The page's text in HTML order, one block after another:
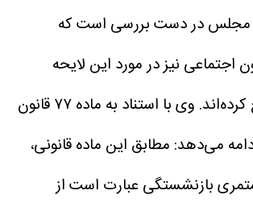
مجلس در دست بررسی است که
نیز در مورد این لایحه
وی با استناد به ماده ۷۷ قانون
می‌دهد: ‌مطابق این ماده قانونی،
بازنشستگی عبارت است از